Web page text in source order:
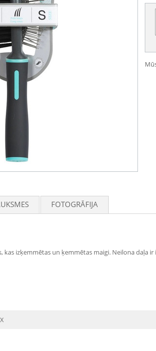
FOTOGRĀFIJA
kas izķemmētas un ķemmētas maigi. Neilona